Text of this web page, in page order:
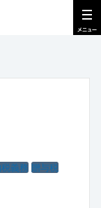
義務 贈与税